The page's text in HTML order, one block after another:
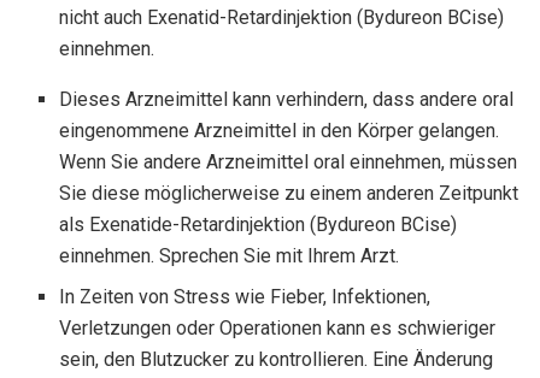
nicht auch Exenatid-Retardinjektion (Bydureon BCise)
einnehmen.
Dieses Arzneimittel kann verhindern, dass andere oral
eingenommene Arzneimittel in den Körper gelangen.
Wenn Sie andere Arzneimittel oral einnehmen, müssen
Sie diese möglicherweise zu einem anderen Zeitpunkt
als Exenatide-Retardinjektion (Bydureon BCise)
einnehmen. Sprechen Sie mit Ihrem Arzt.
In Zeiten von Stress wie Fieber, Infektionen,
Verletzungen oder Operationen kann es schwieriger
sein, den Blutzucker zu kontrollieren. Eine Änderung